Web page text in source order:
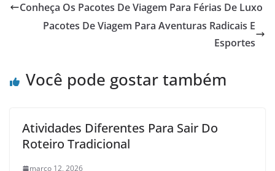
Conheça Os Pacotes De Viagem Para Férias De Luxo
Pacotes De Viagem Para Aventuras Radicais E
Esportes
Você pode gostar também
Atividades Diferentes Para Sair Do
Roteiro Tradicional
março 12, 2026